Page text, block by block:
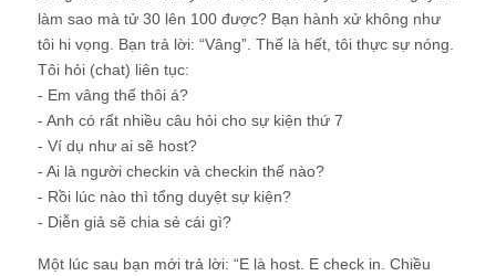
làm sao mà tử 30 lên 100 được? Bạn hành xử không như
tôi hi vọng. Bạn trả lời: “Vâng”. Thế là hết, tôi thực sự nóng.
Tôi hỏi (chat) liên tục:
- Em vâng thế thôi á?
- Anh có rất nhiều câu hỏi cho sự kiện thứ 7
- Ví dụ như ai sẽ host?
- Ai là người checkin và checkin thế nào?
- Rồi lúc nào thì tổng duyệt sự kiện?
- Diễn giả sẽ chia sẻ cái gì?
Một lúc sau bạn mới trả lời: “E là host. E check in. Chiều